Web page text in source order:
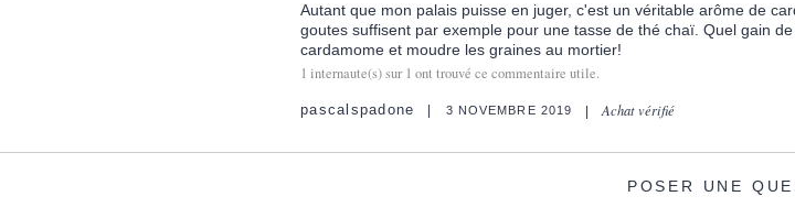
Autant que mon palais puisse en juger, c'est un véritable arôme de
goutes suffisent par exemple pour une tasse de thé chaï. Quel gain
cardamome et moudre les graines au mortier!
1 internaute(s) sur 1 ont trouvé ce commentaire utile.
pascalspadone 3 NOVEMBRE 2019 Achat vérifié
POSER UNE